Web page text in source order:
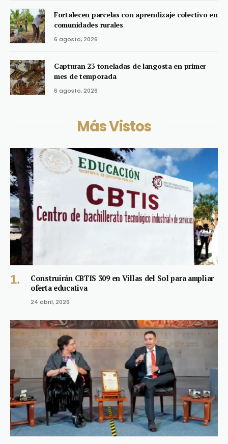
Fortalecen parcelas con aprendizaje colectivo en
comunidades rurales
6 agosto, 2026
Capturan 23 toneladas de langosta en primer
mes de temporada
6 agosto, 2026
Más Vistos
Construirán CBTIS 309 en Villas del Sol para ampliar
oferta educativa
24 abril, 2026